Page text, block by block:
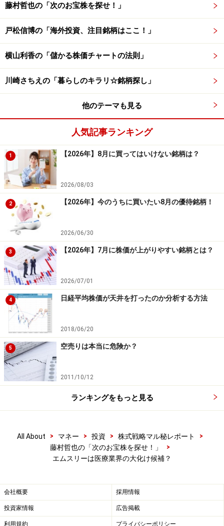
藤村哲也の「次のお宝株を探せ！」
戸松信博の「海外投資、注目銘柄はここ！」
横山利香の「儲かる株価チャートの法則」
川崎さちえの「暮らしのキラリ☆銘柄探し」
他のテーマも見る
人気記事ランキング
1 【2026年】8月に買ってはいけない銘柄は？
2026/08/03
2 【2026年】今のうちに買いたい8月の優待銘柄！
2026/06/30
3 【2026年】7月に株価が上がりやすい銘柄とは？
2026/07/01
4 日経平均株価が天井を打ったのか分析する方法
2018/06/20
5 空売りは本当に危険か？
2011/10/12
ランキングをもっと見る
All About > マネー > 投資 > 株式戦略マル秘レポート
>
藤村哲也の「次のお宝株を探せ！」
>
エムスリーは医療業界の大化け候補？
会社概要 採用情報
投資家情報 広告掲載
利用規約 プライバシーポリシー